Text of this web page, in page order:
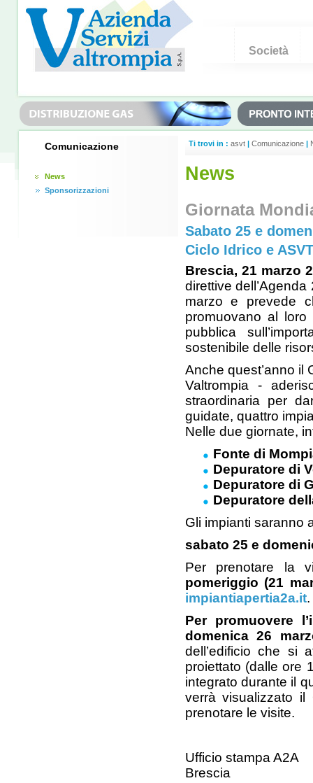
Società
Comunicazione
News
Sponsorizzazioni
Ti trovi in : asvt | Comunicazione |
News
Giornata
Sabato 25 e
Ciclo Idrico e ASVT
Brescia, 21 marzo
direttive
marzo e prevede
promuovano al loro
pubblica
sostenibile delle
Anche quest’anno il
Valtrompia -
straordinaria per
guidate, quattro
Nelle due giornate,
Fonte di
Depuratore di
Depuratore di
Depuratore
Gli impianti saranno
sabato 25 e
Per prenotare la
pomeriggio (21
impiantiapertia2a.it.
Per promuovere
domenica 26
dell’edificio che si
proiettato (dalle ore
integrato durante il
verrà visualizzato
prenotare le visite.
Ufficio stampa A2A
Brescia